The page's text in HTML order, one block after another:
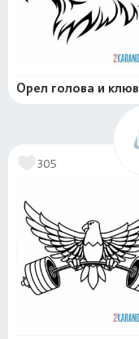
Орел голова и клюв
305